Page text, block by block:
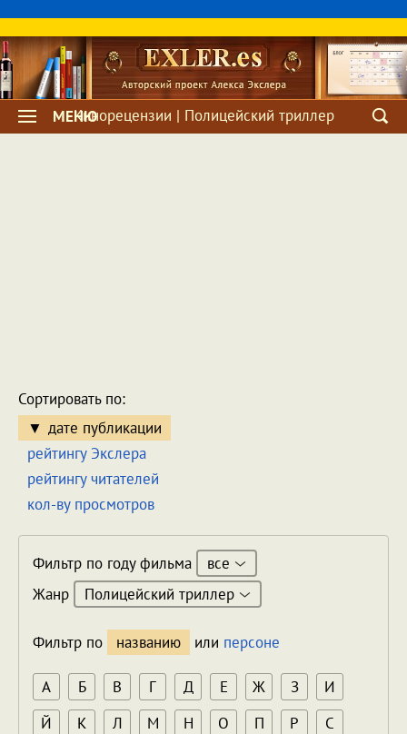
МЕНЮ
Кинорецензии | Полицейский триллер
Сортировать по:
дате публикации
рейтингу Экслера
рейтингу читателей
кол-ву просмотров
Фильтр по году фильма
все
Жанр
Полицейский триллер
Фильтр по названию или персоне
А Б В Г Д Е Ж З
И
Й
К Л М Н О П Р
С